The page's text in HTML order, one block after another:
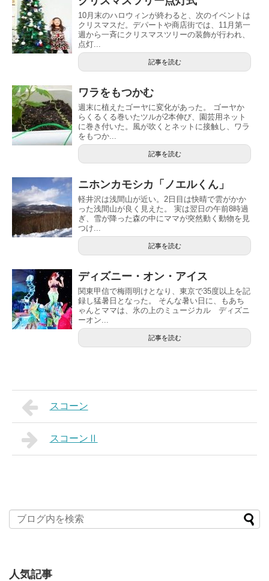
10月末のハロウィンが終わると、次のイベントは
クリスマスだ。デパートや商店街では、11月第一
週から一斉にクリスマスツリーの装飾が行われ、
点灯...
記事を読む
ワラをもつかむ
週末に植えたゴーヤに変化があった。 ゴーヤか
らくるくる巻いたツルが2本伸び、園芸用ネット
に巻き付いた。風が吹くとネットに接触し、ワラ
をもつか...
記事を読む
ニホンカモシカ「ノエルくん」
軽井沢は浅間山が近い。2日目は快晴で雲がかか
った浅間山が良く見えた。 実は翌日の午前8時過
ぎ、雪が降った森の中にママが突然動く動物を見
つけ...
記事を読む
ディズニー・オン・アイス
関東甲信で梅雨明けとなり、東京で35度以上を記
録し猛暑日となった。 そんな暑い日に、もあち
ゃんとママは、氷の上のミュージカル ディズニ
ーオン...
記事を読む
スコーン
スコーンⅡ
人気記事